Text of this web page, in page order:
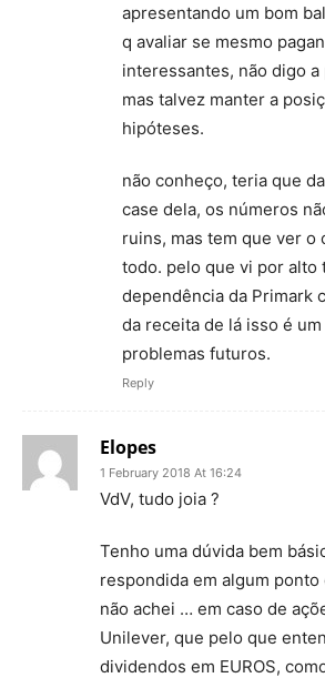
apresentando um bom
q avaliar se mesmo
interessantes, não digo
mas talvez manter a
hipóteses.
não conheço, teria que
case dela, os números
ruins, mas tem que ver o
todo. pelo que vi por alto
dependência da Primark
da receita de lá isso é
problemas futuros.
Reply
Elopes
1 February 2018 At 16:24
VdV, tudo joia ?
Tenho uma dúvida bem
respondida em algum
não achei … em caso de
Unilever, que pelo que
dividendos em EUROS,